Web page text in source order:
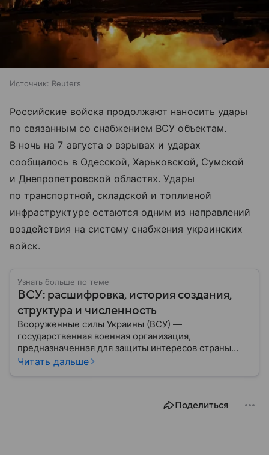
Источник: Reuters
Российские войска продолжают наносить удары
по связанным со снабжением ВСУ объектам.
В ночь на 7 августа о взрывах и ударах
сообщалось в Одесской, Харьковской, Сумской
и Днепропетровской областях. Удары
по транспортной, складской и топливной
инфраструктуре остаются одним из направлений
воздействия на систему снабжения украинских
войск.
Узнать больше по теме
ВСУ: расшифровка, история создания,
структура и численность
Вооруженные силы Украины (ВСУ) —
государственная военная организация,
предназначенная для защиты интересов страны
военным путем. Была создана после
Читать дальше
Поделиться